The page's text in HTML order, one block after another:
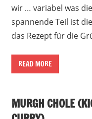
wir … variabel was
spannende Teil ist
das Rezept für die
READ MORE
MURGH CHOLE